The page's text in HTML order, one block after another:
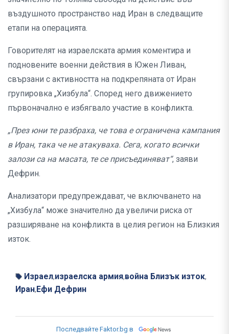
въздушното пространство над Иран в следващите
етапи на операцията.
Говорителят на израелската армия коментира и
подновените военни действия в Южен Ливан,
свързани с активността на подкрепяната от Иран
групировка „Хизбула“. Според него движението
първоначално е избягвало участие в конфликта.
„През юни те разбраха, че това е ограничена кампания
в Иран, така че не атакуваха. Сега, когато всички
залози са на масата, те се присъединяват“, заяви
Дефрин.
Анализатори предупреждават, че включването на
„Хизбула“ може значително да увеличи риска от
разширяване на конфликта в целия регион на Близкия
изток.
Израел,израелска армия,война Близък изток,
Иран, Ефи Дефрин
Последвайте Faktor.bg в